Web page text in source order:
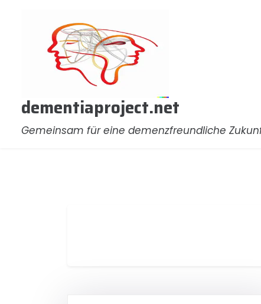
dementiaproject.net
Gemeinsam für eine demenzfreundliche